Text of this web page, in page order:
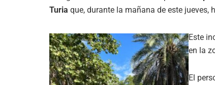
Turia que, durante la mañana de este jueves,
Este
en la
El